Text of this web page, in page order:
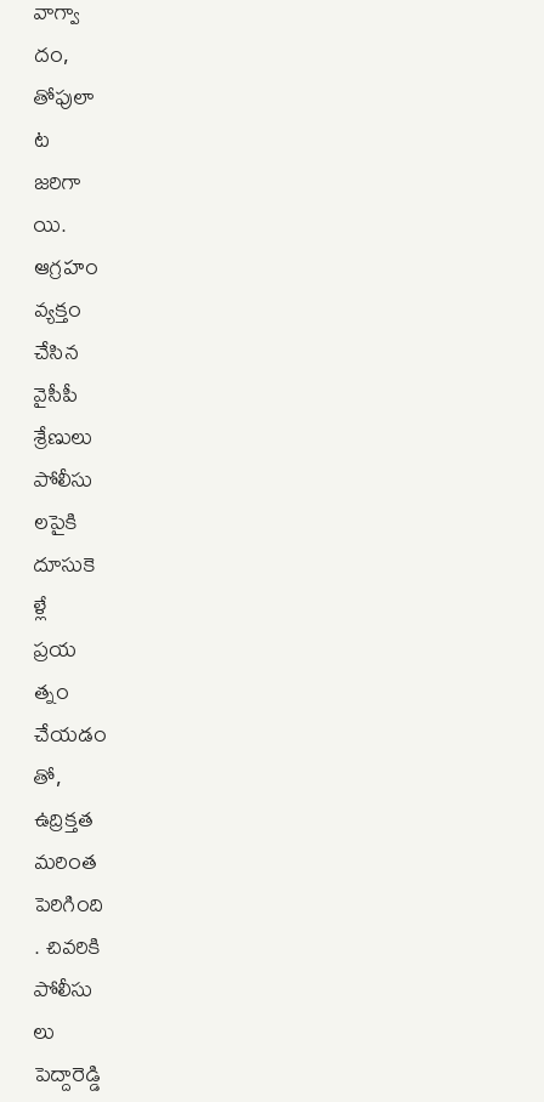
వాగ్వా
దం,
తోపులా
ట
జరిగా
యి.
ఆగ్రహం
వ్యక్తం
చేసిన
వైసీపీ
శ్రేణులు
పోలీసు
లపైకి
దూసుకె
ళ్లే
ప్రయ
త్నం
చేయడం
తో,
ఉద్రిక్తత
మరింత
పెరిగింది
. చివరికి
పోలీసు
లు
పెద్దారెడ్డి